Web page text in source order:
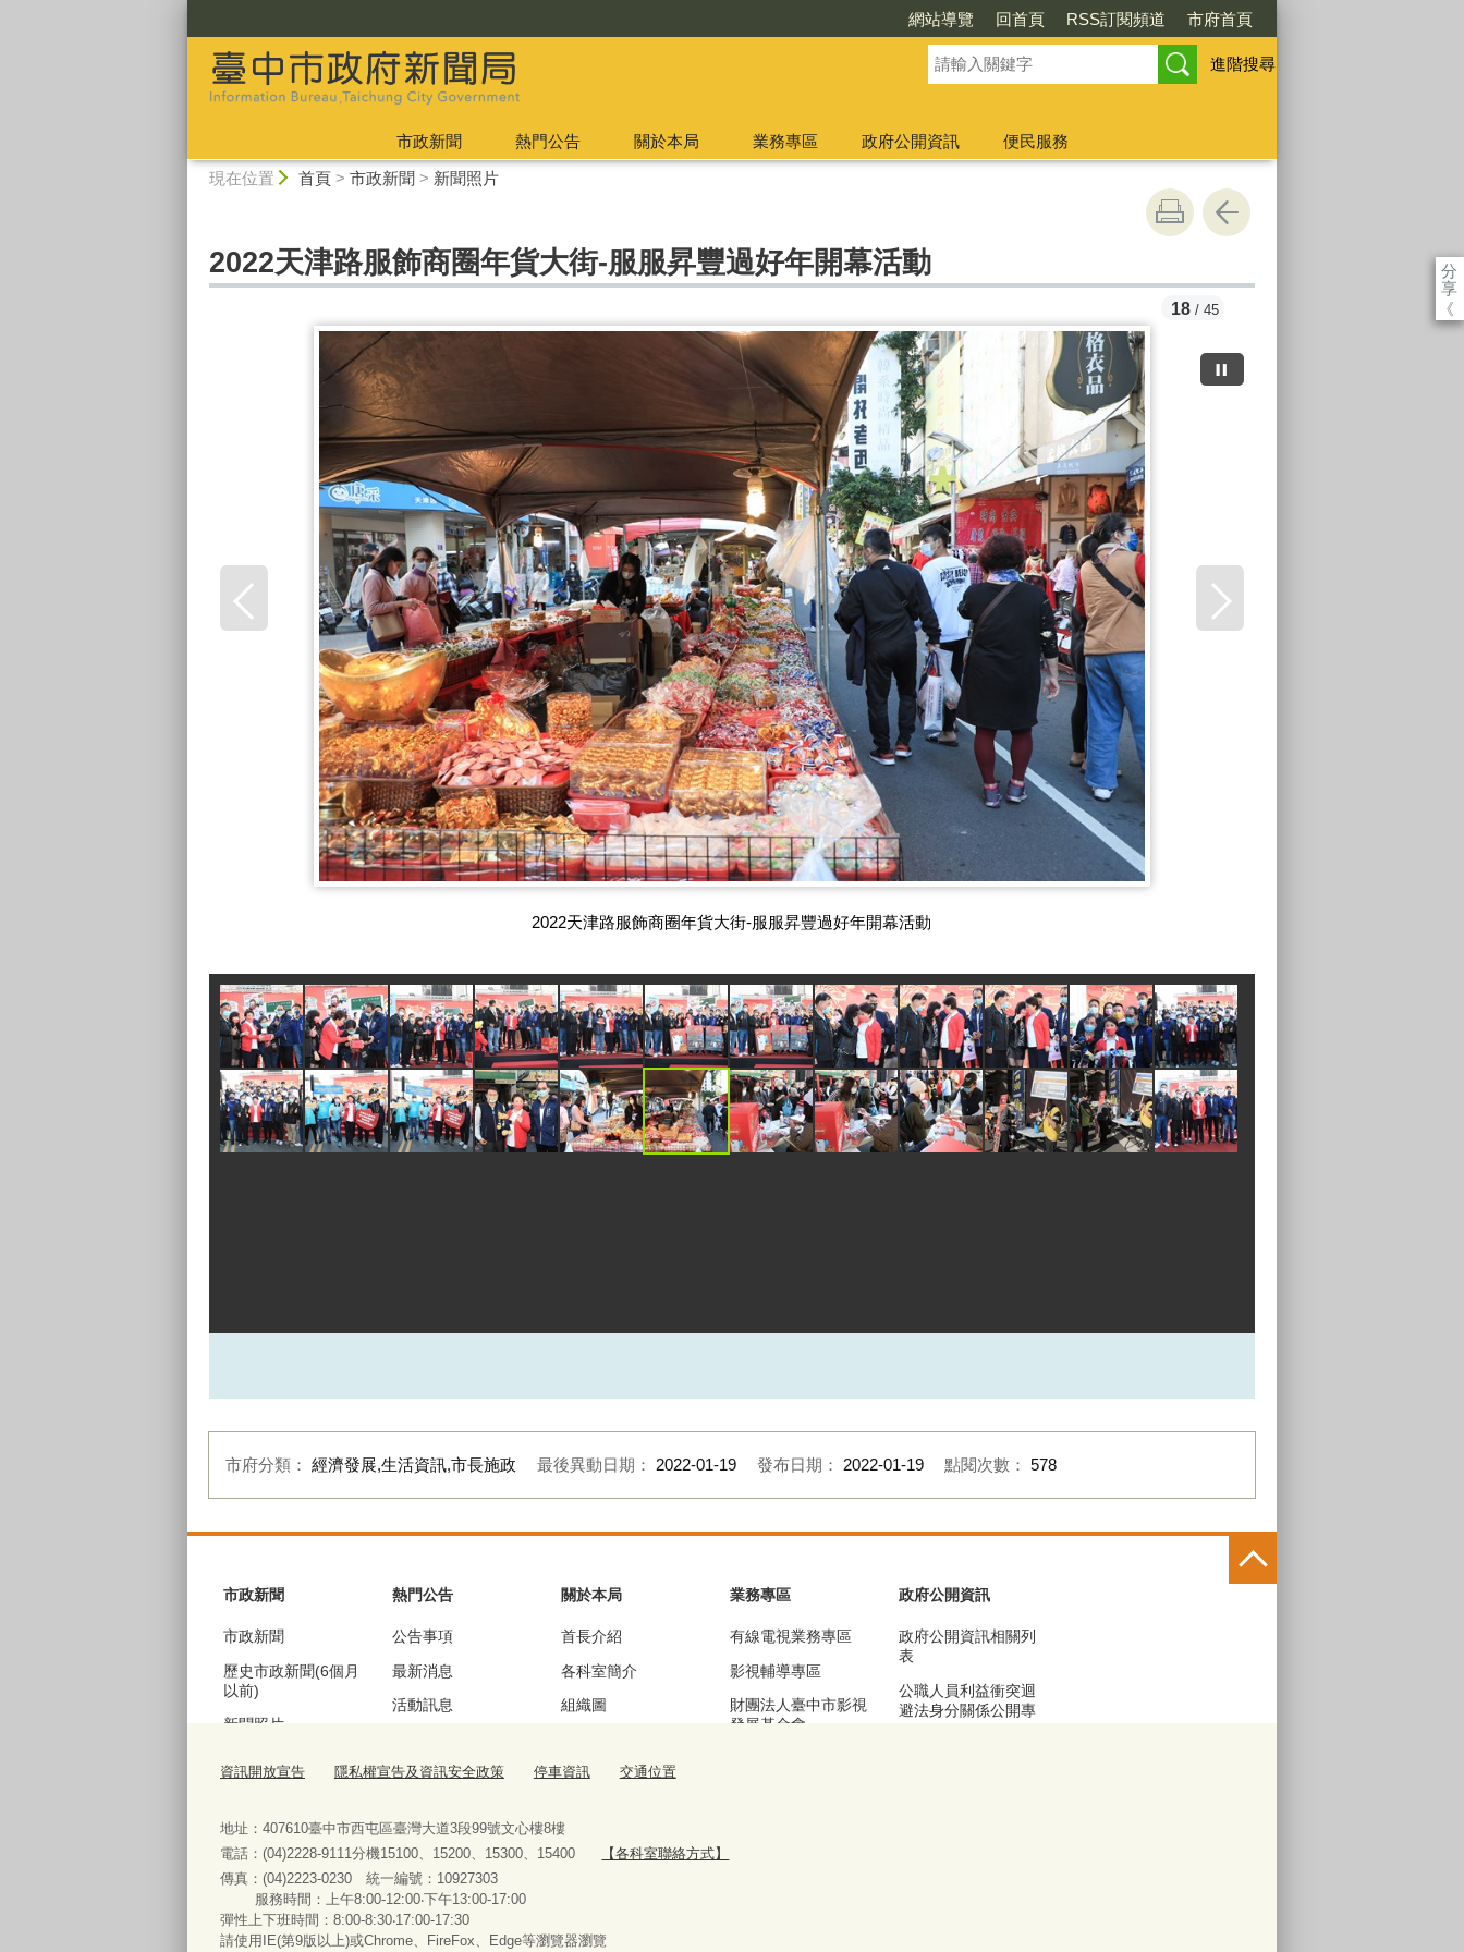
網站導覽 回首頁 RSS訂閱頻道 市府首頁
進階搜尋
市政新聞 熱門公告 關於本局 業務專區 政府公開資訊
便民服務
現在位置 首頁> 市政新聞 > 新聞照片
分
享
《
2022天津路服飾商圈年貨大街-服服昇豐過好年開幕活動
2022天津路服飾商圈年貨大街-服服昇豐過好年開幕活動
18 / 45
市府分類： 經濟發展,生活資訊,市長施政 最後異動日期： 2022-01-19 發布日期： 2022-01-19 點閱次數： 578
市政新聞
市政新聞
歷史市政新聞(6個月
以前)
新聞照片
以前)
熱門公告
公告事項
最新消息
活動訊息
公聽會訊息
關於本局
首長介紹
各科室簡介
組織圖
交通位置
業務專區
有線電視業務專區
影視輔導專區
財團法人臺中市影視
發展基金會
政府公開資訊
政府公開資訊相關列
表
公職人員利益衝突迴
避法身分關係公開專
便民服務
法規查詢
資訊開放宣告 隱私權宣告及資訊安全政策 停車資訊 交通位置
地址：407610臺中市西屯區臺灣大道3段99號文心樓8樓
電話：(04)2228-9111分機15100、15200、15300、15400
【各科室聯絡方式】
傳真：(04)2223-0230 統一編號 ： 10927303
服務時間：上午8:00-12:00‧下午13:00-17:00
彈性上下班時間：8:00-8:30‧17:00-17:30
請使用IE(第9版以上)或Chrome、FireFox、Edge等瀏覽器瀏覽